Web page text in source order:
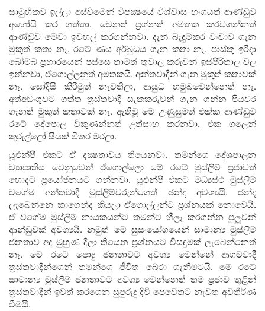
සාමුහිකව ඉල්ලා අස්වීමෙන් විපක්‍ෂයේ විශ්වාස භංගයත් ආණ්ඩුව
අහෝසි කර ගත්තා. වෙනත් ප්‍රශ්නත් අමතක කරවගන්නත්
ආණ්ඩුව මේවා ඉවහල් කරගන්නවා. දැන් බැඳුම්කර වංචාව ගැන
මුකුත් කතා නෑ, රටේ ණය අර්බුධය ගැන කතා නෑ. පාස්කු ඉරිදා
බෝම්බ ප්‍රහාරයෙන් පස්සෙ තාමත් තුවාල කරුවන් ඉස්පිරිතාල වල
ඉන්නවා, ඒගොල්ලනුත් අමතකයි. අන්තවාදීන් ගැන මුකුත් කතාවක්
නෑ. සෝදිසි කිරීමුත් නැවතිලා, ආයුධ හමුබවෙන්නෙත් නෑ.
අත්අඩංගුවට ගත්ත ත්‍රස්තවාදී සැකකරුවන් ගැන ගන්න පියවර
ගැනත් මුකුත් කතාවක් නෑ. ඇතිවූ මේ උණුසුමත් එක්ක ආණ්ඩුව
රටේ දේපොල විකුණන්නත් උත්සාහ කරනවා. එක ගලෙන්
කුරුල්ලෝ සීයක් විතර මරලා.
යූඑන්පී එකට ඒ දක්‍ෂතාවය තියෙනවා. තමන්ගෙ දේශපාලන
ව්‍යාපෘතිය වෙනුවෙන් ඒගොල්ලො මේ රටේ මුස්ලිම් ප්‍රජාවත්
හොදට ප්‍රයෝජනයට ගන්නවා. යූඑන්පී එකට මධ්‍යස්ථ මුස්ලිම්
වගේම අන්තවාදී මුස්ලිම්වරුන්ගෙත් ඡන්ද අවශ්‍යයි. ඡන්ද
ලැබෙන්නෙ කාගෙන්ද කියලා ඒගොල්ලන්ට ප්‍රශ්නයක් නොවෙයි.
ඒ වගේම මුස්ලිම් නායකයන්ට තමන්ට හීලෑ කරගන්න පුලුවන්
ආන්ඩුවක් අවශ්‍යයි. නමුත් මේ සුසංයෝගයෙන් සාමාන්‍ය මුස්ලිම්
ජනතාව අද මුහුණ දීලා තියෙන ප්‍රශ්නයට විසඳුමක් ලැබෙන්නෙත්
නෑ. මේ රටේ පොදු ජනතාවට අවශ්‍ය වෙන්නේ ආගම්වාදී
ත්‍රස්තවාදීන්ගෙන් තමන්ගෙ ජීවිත බේරා ගැනීමටයි. මේ රටේ
සාමාන්‍ය මුස්ලිම් ජනතාවට අවශ්‍ය වෙන්නෙත් තම ප්‍රජාව තුළින්
ත්‍රස්තවාදීන් ඉවත් කරගෙන සුපුරුදු දිවි පෙවෙතට නැවත අවතීර්ණ
වීමයි.